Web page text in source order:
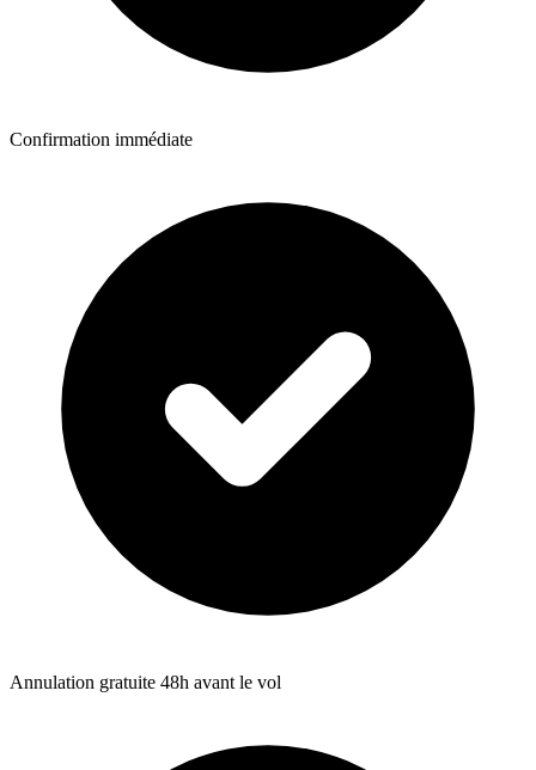
Confirmation immédiate
Annulation gratuite 48h avant le vol